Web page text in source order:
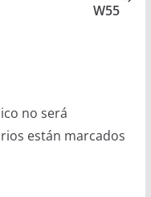
W55
no será
están marcados